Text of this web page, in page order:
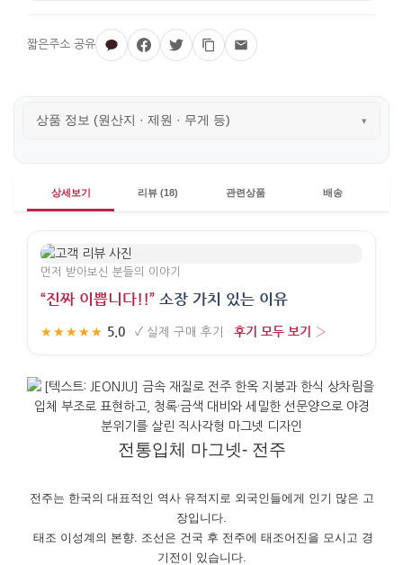
상품 정보 (원산지 · 제원 · 무게 등) ▾
상세보기 리뷰 (18) 관련상품 배송
먼저 받아보신 분들의 이야기
“진짜 이쁩니다!!” 소장 가치 있는 이유
★★★★★ 5.0 · ✓ 실제 구매 후기 · 후기 모두 보기 ›
전통입체 마그넷- 전주
전주는 한국의 대표적인 역사 유적지로 외국인들에게 인기 많은 고
장입니다.
태조 이성계의 본향. 조선은 건국 후 전주에 태조어진을 모시고 경
기전이 있습니다.